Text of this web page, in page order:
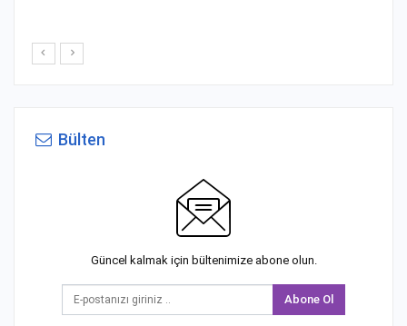
Bülten
Güncel kalmak için bültenimize abone olun.
Abone Ol